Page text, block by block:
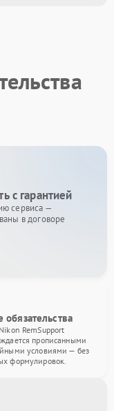
с гарантией
сервиса —
в договоре
обязательства
RemSupport
прописанными
условиями — без
формулировок.